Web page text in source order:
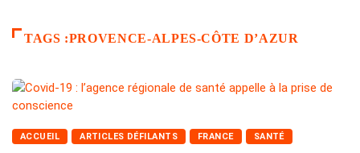
TAGS :PROVENCE-ALPES-CÔTE D’AZUR
ACCUEIL ARTICLES DÉFILANTS FRANCE SANTÉ